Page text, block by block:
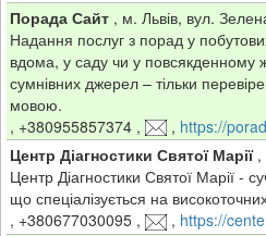
Порада Сайт, м. Львів, вул.
Надання послуг з порад у
вдома, у саду чи у повсякденному
сумнівних джерел – тільки
мовою.
, +380955857374, , https://
Центр Діагностики Святої Марії,
Центр Діагностики Святої Марії -
що спеціалізується на
, +380677030095, , https://